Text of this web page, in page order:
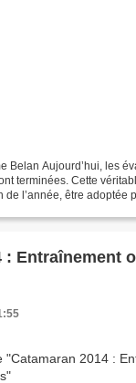
Belan Aujourd’hui, les
terminées. Cette
de l’année, être adoptée
: Entraînement